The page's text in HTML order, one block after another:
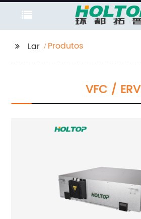
Lar Produtos
VFC / ERV